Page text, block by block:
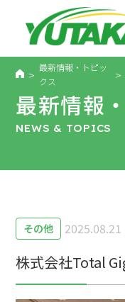
>最新情報・トピッ
クス
>
最新情報
NEWS & TOPICS
その他 2025.08.21
株式会社Total